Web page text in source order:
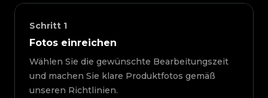
Schritt 1
Fotos einreichen
Wählen Sie die gewünschte Bearbeitungszeit
und machen Sie klare Produktfotos gemäß
unseren Richtlinien.